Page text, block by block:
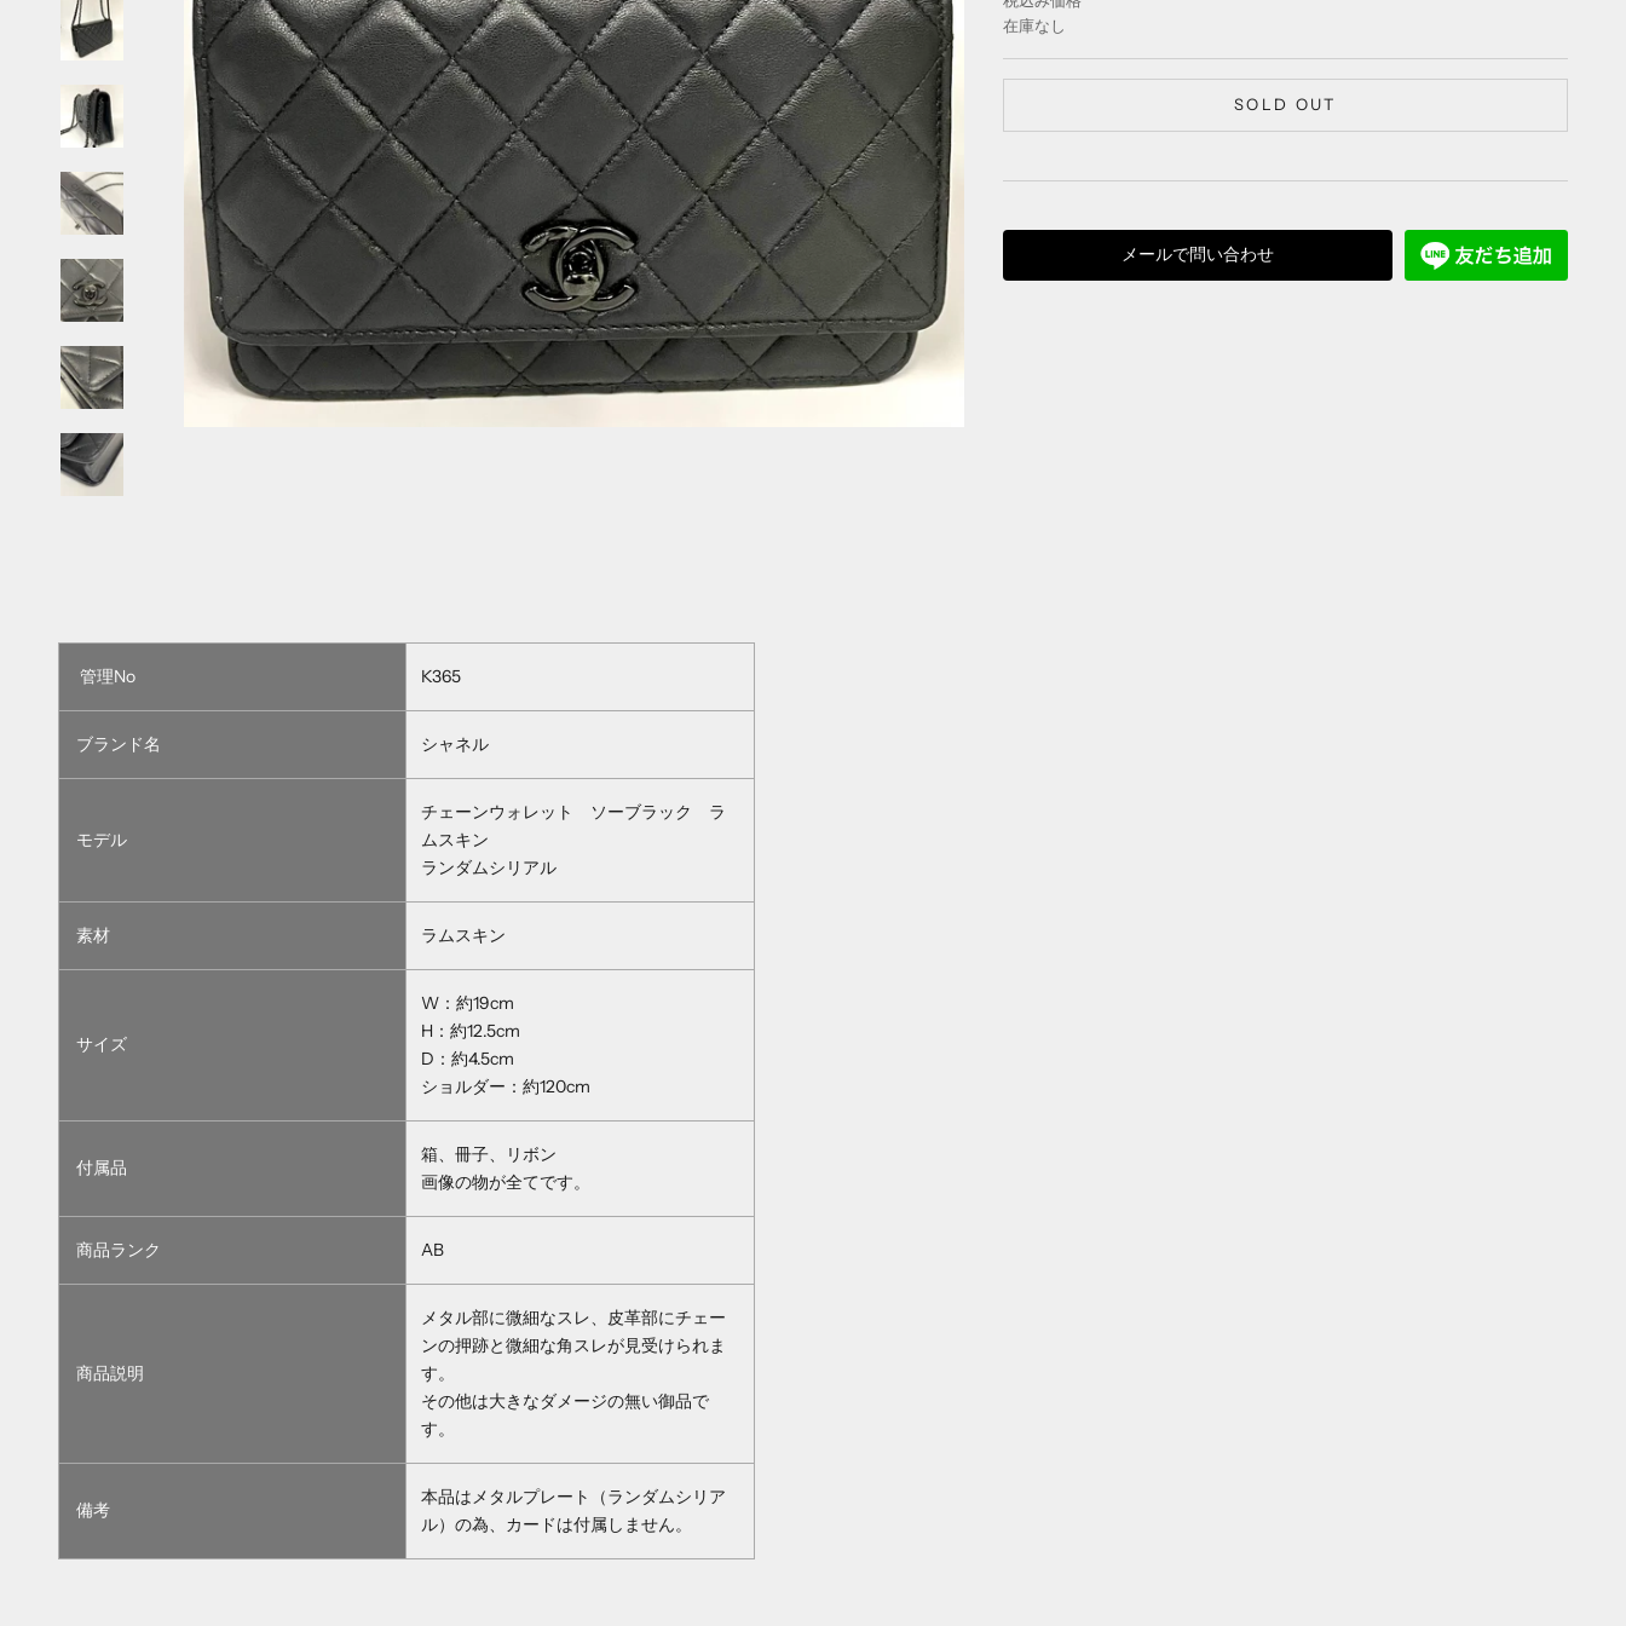
在庫なし
SOLD OUT
メールで問い合わせ
管理No K365
ブランド名 シャネル
モデル
チェーンウォレット ソーブラック ラ
ムスキン
ランダムシリアル
素材 ラムスキン
サイズ
W：約19cm
H：約12.5cm
D：約4.5cm
ショルダー：約120cm
付属品
箱、冊子、リボン
画像の物が全てです。
商品ランク AB
商品説明
メタル部に微細なスレ、皮革部にチェー
ンの押跡と微細な角スレが見受けられま
す。
その他は大きなダメージの無い御品で
す。
備考
本品はメタルプレート（ランダムシリア
ル）の為、カードは付属しません。